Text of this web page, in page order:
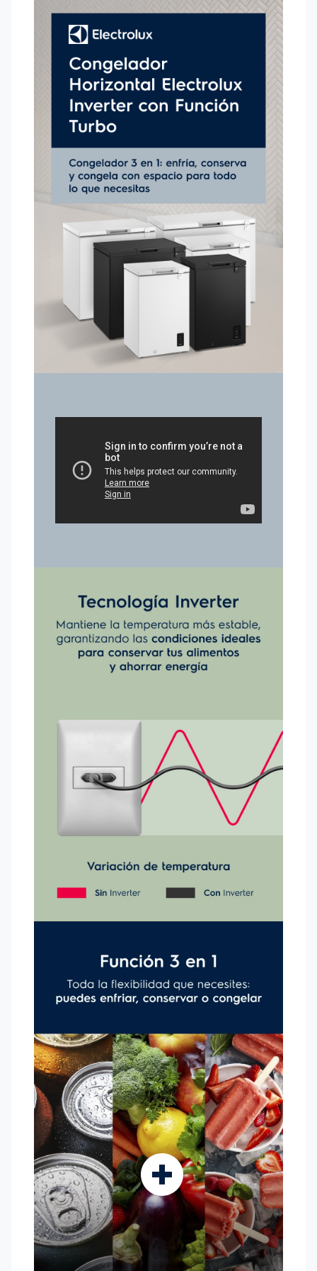
Capacidadte permite guardar más alimentos sin
complicaciones, mientras que la
Canasta Plástica
facilita la organización de tus productos y bebidas.
luz LED , todo queda visible al instante y,
además, consumes menos energía.
Las ruedas facilitan la organización y el traslado del
congelador y, para mayor tranquilidad, cuenta con
Llave de seguridad
. Mejor aún, el sistema utiliza
Gas Ecológico R600, que protege la capa de ozono
y contribuye a un futuro más verde para todos.